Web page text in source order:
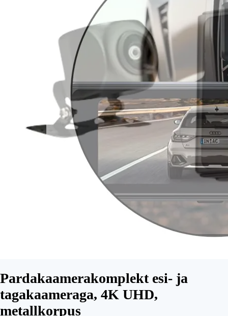
Pardakaamerakomplekt esi- ja
tagakaameraga, 4K UHD,
metallkorpus